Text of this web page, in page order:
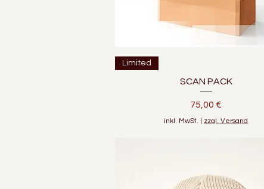
Limited
SCAN PACK
Preis
75,00 €
inkl. MwSt. zzgl. Versand